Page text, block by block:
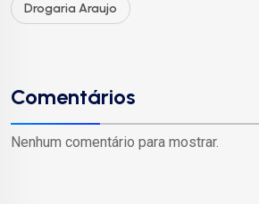
Drogaria Araujo
Comentários
Nenhum comentário para mostrar.